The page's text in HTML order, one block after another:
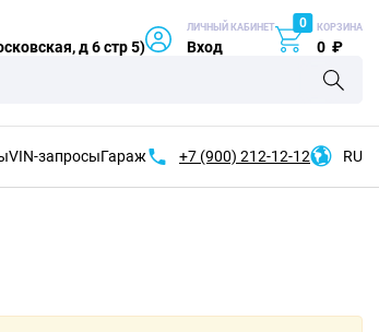
д 6 стр 5)
ЛИЧНЫЙ КАБИНЕТ
Вход
0 КОРЗИНА
0 ₽
VIN-запросыГараж +7 (900) 212-12-12 RU